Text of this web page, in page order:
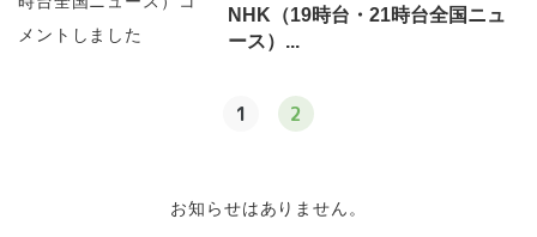
NHK（19時台・21時台全国ニュ
ース）...
1 2
お知らせはありません。